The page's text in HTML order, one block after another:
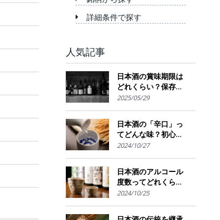
詳細条件で探す
人気記事
日本酒の賞味期限は
どれくらい？保存場
所のポイント
2025/05/29
日本酒の「辛口」っ
てどんな味？初心者
でも楽しめるその魅
2024/10/27
日本酒のアルコール
度数ってどれくら
い？特徴や度数の秘
2024/10/25